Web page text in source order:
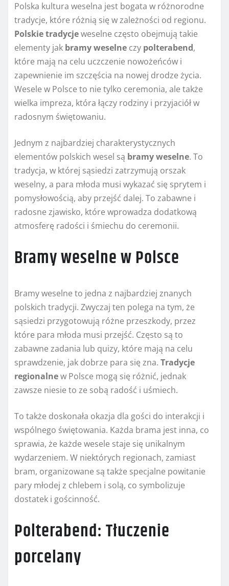
Polska kultura weselna jest bogata w różnorodne
tradycje, które różnią się w zależności od regionu.
Polskie tradycjeweselne często obejmują takie
elementy jak bramy weselne czy polterabend,
które mają na celu uczczenie nowożeńców i
zapewnienie im szczęścia na nowej drodze życia.
Wesele w Polsce to nie tylko ceremonia, ale także
wielka impreza, która łączy rodziny i przyjaciół w
radosnym świętowaniu.
Jednym z najbardziej charakterystycznych
elementów polskich wesel są bramy weselne. To
tradycja, w której sąsiedzi zatrzymują orszak
weselny, a para młoda musi wykazać się sprytem i
pomysłowością, aby przejść dalej. To zabawne i
radosne zjawisko, które wprowadza dodatkową
atmosferę radości i śmiechu do ceremonii.
Bramy weselne w Polsce
Bramy weselne to jedna z najbardziej znanych
polskich tradycji. Zwyczaj ten polega na tym, że
sąsiedzi przygotowują różne przeszkody, przez
które para młoda musi przejść. Często są to
zabawne zadania lub quizy, które mają na celu
sprawdzenie, jak dobrze para się zna. Tradycje
regionalnew Polsce mogą się różnić, jednak
zawsze niesie to ze sobą radość i uśmiech.
To także doskonała okazja dla gości do interakcji i
wspólnego świętowania. Każda brama jest inna, co
sprawia, że każde wesele staje się unikalnym
wydarzeniem. W niektórych regionach, zamiast
bram, organizowane są także specjalne powitanie
pary młodej z chlebem i solą, co symbolizuje
dostatek i gościnność.
Polterabend: Tłuczenie
porcelany